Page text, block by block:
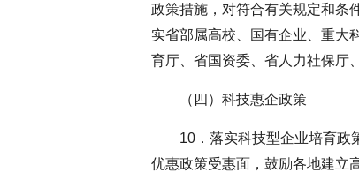
政策措施，对符合有关规定和条
实省部属高校、国有企业、重大
育厅、省国资委、省人力社保厅
（四）科技惠企政策
10．落实科技型企业培育政
优惠政策受惠面，鼓励各地建立